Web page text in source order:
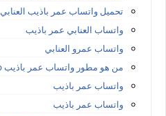
تحميل واتساب عمر باذيب العنابي
واتساب العنابي عمر باذيب
واتساب عمرو العنابي
من هو مطور واتساب عمر باذيب OBWhatsApp واتساب العنابي ؟
واتساب عمر باذيب
واتساب عمر باذيب